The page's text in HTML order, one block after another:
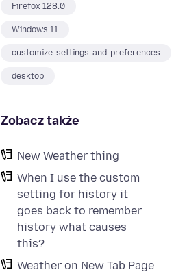
Firefox 128.0
Windows 11
customize-settings-and-preferences
desktop
Zobacz także
New Weather thing
When I use the custom
setting for history it
goes back to remember
history what causes
this?
Weather on New Tab Page